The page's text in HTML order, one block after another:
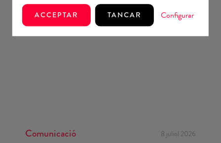
Comunicació 8 juliol 2026
ACCEPTAR TANCAR Configurar